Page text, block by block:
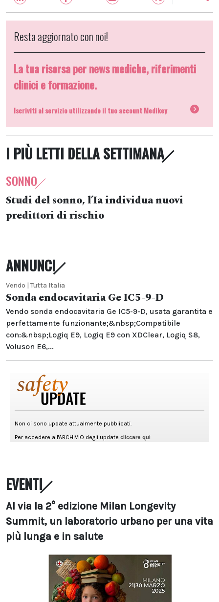
Resta aggiornato con noi!
La tua risorsa per news mediche, riferimenti
clinici e formazione.
Iscriviti al servizio utilizzando il tuo account Medikey
I PIÙ LETTI DELLA SETTIMANA
SONNO
Studi del sonno, l’Ia individua nuovi
predittori di rischio
ANNUNCI
Vendo | Tutta Italia
Sonda endocavitaria Ge IC5-9-D
Vendo sonda endocavitaria Ge IC5-9-D, usata garantita e
perfettamente funzionante;&nbsp;Compatibile
con:&nbsp;Logiq E9, Logiq E9 con XDClear, Logiq S8,
Voluson E6,...
EVENTI
Al via la 2° edizione Milan Longevity
Summit, un laboratorio urbano per una vita
più lunga e in salute